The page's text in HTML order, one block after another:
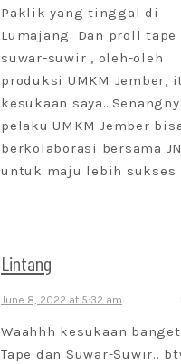
Paklik yang tinggal di
Lumajang. Dan proll tape
suwar-suwir , oleh-oleh
produksi UMKM Jember,
kesukaan
pelaku UMKM Jember
berkolaborasi bersama
untuk maju lebih sukses
Lintang
June 8, 2022 at 5:32 am
Waahhh kesukaan
Tape dan Suwar-Suwir..